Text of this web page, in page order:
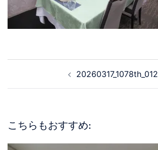
20260317_1078th_012
こちらもおすすめ: